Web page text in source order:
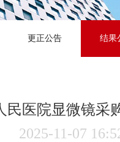
更正公告 结果
民医院显微镜采
2025-11-07